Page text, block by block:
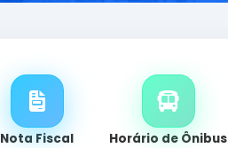
Nota Fiscal Horário de Ônibus